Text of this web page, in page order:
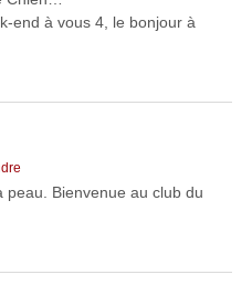
end à vous 4, le bonjour à
peau. Bienvenue au club du